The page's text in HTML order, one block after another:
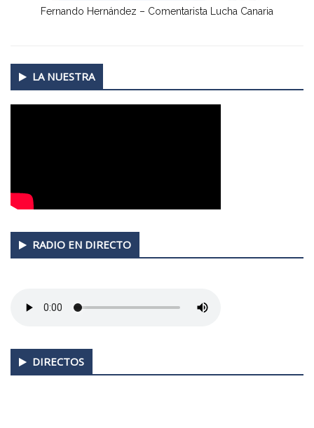
Fernando Hernández – Comentarista Lucha Canaria
Secondary
Sidebar
LA NUESTRA
RADIO EN DIRECTO
DIRECTOS